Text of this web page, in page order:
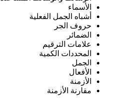
الأسماء
أشباه الجمل الفعلية
حروف الجر
الضمائر
علامات الترقيم
المحددات الكمية
الجمل
الأفعال
الأزمنة
مقارنة الأزمنة